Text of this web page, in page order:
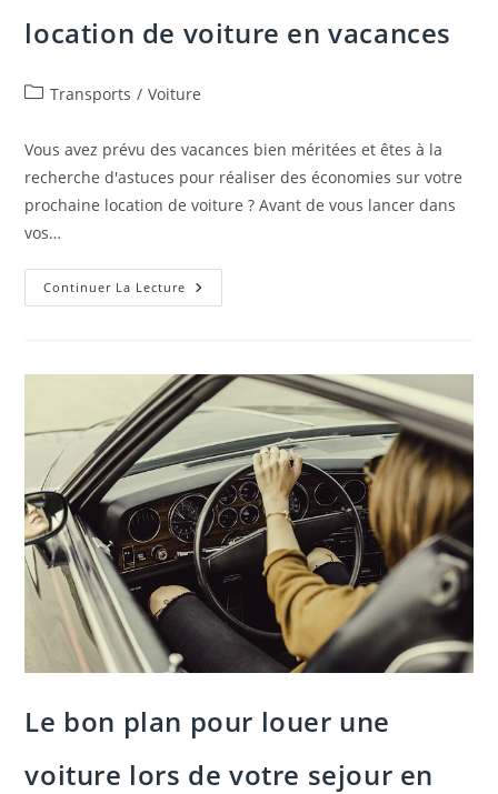
location de voiture en vacances
PostTransports / Voiture
Vous avez prévu des vacances bien méritées et êtes à la
recherche d'astuces pour réaliser des économies sur votre
prochaine location de voiture ? Avant de vous lancer dans
vos…
Continuer La Lecture Conseils
Pour
De
Voiture
En
Le bon plan pour louer une
voiture lors de votre sejour en